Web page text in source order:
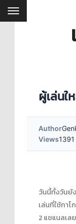
ผู้เล่นใ
Author
Views1391
วันนี้ทั้งวันยั
เล่นที่ใช้กา
2 แชแนลเ